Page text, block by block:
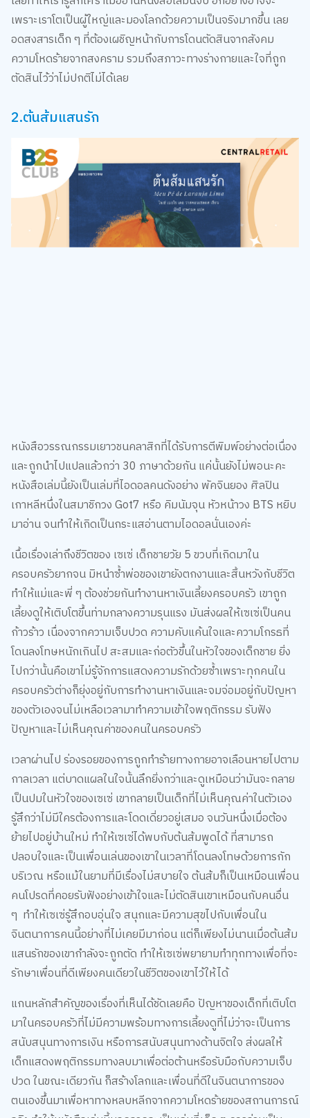
เพราะเราโตเป็นผู้ใหญ่และมองโลกด้วยความเป็นจริงมากขึ้น เลย
อดสงสารเด็ก ๆ ที่ต้องเผชิญหน้ากับการโดนตัดสินจากสังคม
ความโหดร้ายจากสงคราม รวมถึงสภาวะทางร่างกายและใจที่ถูก
ตัดสินไว้ว่าไม่ปกติไม่ได้เลย
2.ต้นส้มแสนรัก
หนังสือวรรณกรรมเยาวชนคลาสิกที่ได้รับการตีพิมพ์อย่างต่อเนื่อง
และถูกนำไปแปลแล้วกว่า 30 ภาษาด้วยกัน แค่นั้นยังไม่พอนะคะ
หนังสือเล่มนี้ยังเป็นเล่มที่ไอดอลคนดังอย่าง พัคจินยอง ศิลปิน
เกาหลีหนึ่งในสมาชิกวง Got7 หรือ คิมนัมจุน หัวหน้าวง BTS หยิบ
มาอ่าน จนทำให้เกิดเป็นกระแสอ่านตามไอดอลนั่นเองค่ะ
เนื้อเรื่องเล่าถึงชีวิตของ เซเซ่ เด็กชายวัย 5 ขวบที่เกิดมาใน
ครอบครัวยากจน มิหนำซ้ำพ่อของเขายังตกงานและสิ้นหวังกับชีวิต
ทำให้แม่และพี่ ๆ ต้องช่วยกันทำงานหาเงินเลี้ยงครอบครัว เขาถูก
เลี้ยงดูให้เติบโตขึ้นท่ามกลางความรุนแรง มันส่งผลให้เซเซ่เป็นคน
ก้าวร้าว เนื่องจากความเจ็บปวด ความคับแค้นใจและความโกรธที่
โดนลงโทษหนักเกินไป สะสมและก่อตัวขึ้นในหัวใจของเด็กชาย ยิ่ง
ไปกว่านั้นคือเขาไม่รู้จักการแสดงความรักด้วยซ้ำเพราะทุกคนใน
ครอบครัวต่างก็ยุ่งอยู่กับการทำงานหาเงินและจมจ่อมอยู่กับปัญหา
ของตัวเองจนไม่เหลือเวลามาทำความเข้าใจพฤติกรรม รับฟัง
ปัญหาและไม่เห็นคุณค่าของคนในครอบครัว
เวลาผ่านไป ร่องรอยของการถูกทำร้ายทางกายอาจเลือนหายไปตาม
กาลเวลา แต่บาดแผลในใจนั้นลึกยิ่งกว่าและดูเหมือนว่ามันจะกลาย
เป็นปมในหัวใจของเซเซ่ เขากลายเป็นเด็กที่ไม่เห็นคุณค่าในตัวเอง
รู้สึกว่าไม่มีใครต้องการและโดดเดี่ยวอยู่เสมอ จนวันหนึ่งเมื่อต้อง
ย้ายไปอยู่บ้านใหม่ ทำให้เซเซ่ได้พบกับต้นส้มพูดได้ ที่สามารถ
ปลอบใจและเป็นเพื่อนเล่นของเขาในเวลาที่โดนลงโทษด้วยการกัก
บริเวณ หรือแม้ในยามที่มีเรื่องไม่สบายใจ ต้นส้มก็เป็นเหมือนเพื่อน
คนโปรดที่คอยรับฟังอย่างเข้าใจและไม่ตัดสินเขาเหมือนกับคนอื่น
ๆ ทำให้เซเซ่รู้สึกอบอุ่นใจ สนุกและมีความสุขไปกับเพื่อนใน
จินตนาการคนนี้อย่างที่ไม่เคยมีมาก่อน แต่ก็เพียงไม่นานเมื่อต้นส้ม
แสนรักของเขากำลังจะถูกตัด ทำให้เซเซ่พยายามทำทุกทางเพื่อที่จะ
รักษาเพื่อนที่ดีเพียงคนเดียวในชีวิตของเขาไว้ให้ได้
แกนหลักสำคัญของเรื่องที่เห็นได้ชัดเลยคือ ปัญหาของเด็กที่เติบโต
มาในครอบครัวที่ไม่มีความพร้อมทางการเลี้ยงดูที่ไม่ว่าจะเป็นการ
สนับสนุนทางการเงิน หรือการสนับสนุนทางด้านจิตใจ ส่งผลให้
เด็กแสดงพฤติกรรมทางลบมาเพื่อต่อต้านหรือรับมือกับความเจ็บ
ปวด ในขณะเดียวกัน ก็สร้างโลกและเพื่อนที่ดีในจินตนาการของ
ตนเองขึ้นมาเพื่อหาทางหลบหลีกจากความโหดร้ายของสถานการณ์